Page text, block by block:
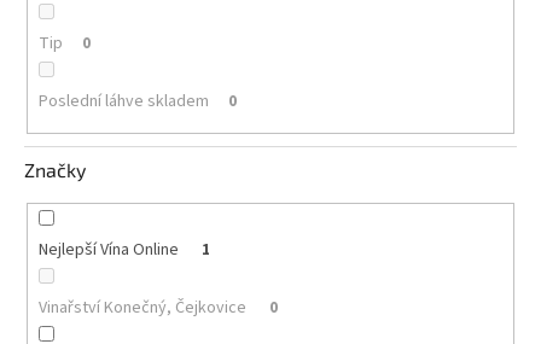
Získat
Blog
a
Svatomartinské
víno
Prodej
vína
nabídka
Tip 0
Poslední láhve skladem 0
Značky
Nejlepší Vína Online 1
Vinařství Konečný, Čejkovice 0